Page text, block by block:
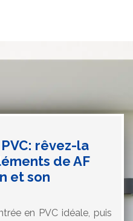
rêvez-la
de AF
et son
en PVC idéale, puis